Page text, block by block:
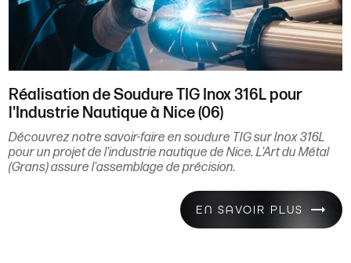
Réalisation de Soudure TIG Inox 316L pour
l'Industrie Nautique à Nice (06)
Découvrez notre savoir-faire en soudure TIG sur Inox 316L
pour un projet de l'industrie nautique de Nice. L'Art du Métal
(Grans) assure l'assemblage de précision.
EN SAVOIR PLUS